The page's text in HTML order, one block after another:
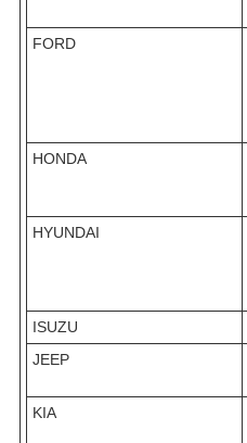
FORD
HONDA
HYUNDAI
ISUZU
JEEP
KIA